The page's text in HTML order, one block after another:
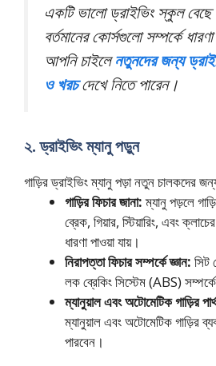
একটি ভালো ড্রাইভিং স্কুল
বর্তমানের কোর্সগুলো সম্পর্কে
আপনি চাইলেনতুনদের জন্য
ও খরচদেখে নিতে পারেন।
২. ড্রাইভিং ম্যানু পড়ুন
গাড়ির ড্রাইভিং ম্যানু পড়া নতুন চালকদের
গাড়ির ফিচার জানা:ম্যানু পড়লে
ব্রেক, গিয়ার, স্টিয়ারিং, এবং
ধারণা পাওয়া যায়।
নিরাপত্তা ফিচার সম্পর্কে জ্ঞান: সিট
লক ব্রেকিং সিস্টেম (ABS)
ম্যানুয়াল এবং অটোমেটিক গাড়ির
ম্যানুয়াল এবং অটোমেটিক গাড়ির
পারবেন।